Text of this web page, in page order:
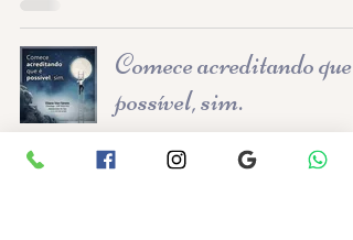
Comece acreditando que é
possível, sim.
Eliana Vaz Fávero